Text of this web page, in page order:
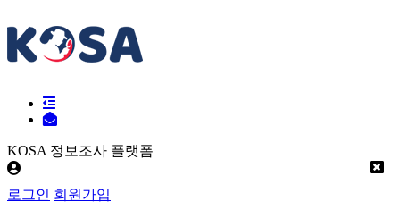
KOSA 정보조사 플랫폼
로그인 회원가입